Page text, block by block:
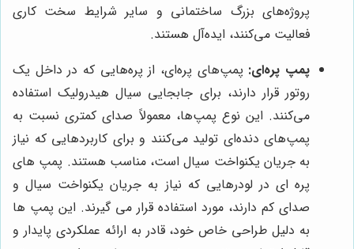
پروژه‌های بزرگ ساختمانی و سایر شرایط سخت کاری
فعالیت می‌کنند، ایده‌آل هستند.
پمپ پره‌ای: پمپ‌های پره‌ای، از پره‌هایی که در داخل یک
روتور قرار دارند، برای جابجایی سیال هیدرولیک استفاده
می‌کنند. این نوع پمپ‌ها، معمولاً صدای کمتری نسبت به
پمپ‌های دنده‌ای تولید می‌کنند و برای کاربردهایی که نیاز
به جریان یکنواخت سیال است، مناسب هستند. پمپ های
پره ای در لودرهایی که نیاز به جریان یکنواخت سیال و
صدای کم دارند، مورد استفاده قرار می گیرند. این پمپ ها
به دلیل طراحی خاص خود، قادر به ارائه عملکردی پایدار و